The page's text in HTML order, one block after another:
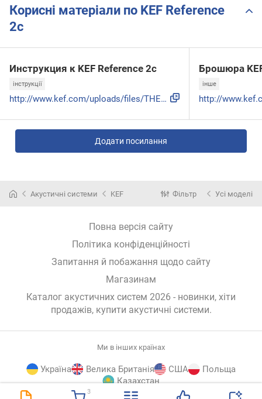
3
Корисні матеріали по KEF Reference
2c
Инструкция к KEF Reference 2c
інструкції
http://www.kef.com/uploads/files/THE_REFERENCE/THE_REFERENC...
Брошюра
інше
Додати посилання
Акустичні системи KEF Фільтр Усі моделі
Повна версія сайту
Політика конфіденційності
Запитання й побажання щодо сайту
Магазинам
Каталог акустичних систем 2026 - новинки, хіти
продажів, купити акустичні системи.
Ми в інших країнах
Україна Велика Британія США
Польща
Казахстан